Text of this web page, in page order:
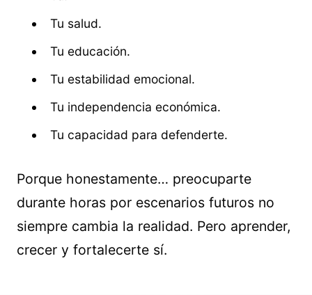
Tu salud.
Tu educación.
Tu estabilidad emocional.
Tu independencia económica.
Tu capacidad para defenderte.
Porque honestamente… preocuparte
durante horas por escenarios futuros no
siempre cambia la realidad. Pero aprender,
crecer y fortalecerte sí.